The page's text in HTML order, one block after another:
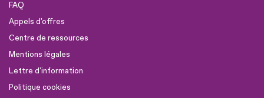
FAQ
Appels d'offres
Centre de ressources
Mentions légales
Lettre d'information
Politique cookies